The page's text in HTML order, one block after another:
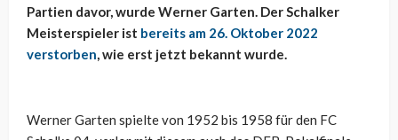
Partien davor, wurde Werner Garten. Der Schalker
Meisterspieler ist bereits am 26. Oktober 2022
verstorben, wie erst jetzt bekannt wurde.
Werner Garten spielte von 1952 bis 1958 für den FC